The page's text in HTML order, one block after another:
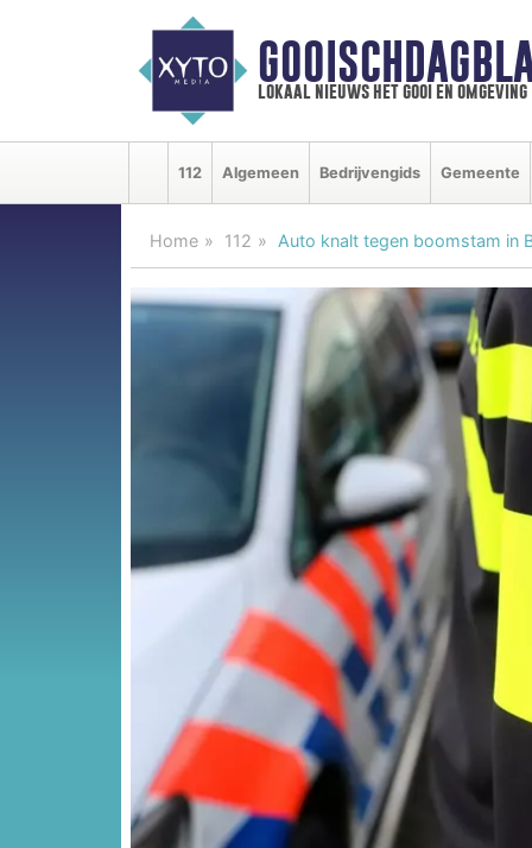
lokaal nieuws het gooi en omgeving
112 Algemeen Bedrijvengids Gemeente
Home 112 Auto knalt tegen boomstam in